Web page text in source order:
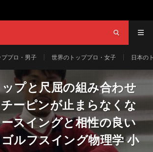
ププロ・男子 世界のトッププロ・女子 日本の
プと尺屈の組み合わせ
ーピンが止まらなくな
スイングと相性の良い
ルフスイング物理学 小